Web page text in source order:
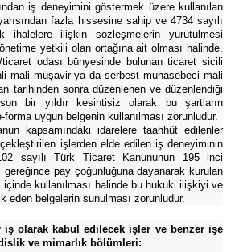
iş deneyimini göstermek üzere kullanılan
fazla hissesine sahip ve 4734 sayılı
ihalelere ilişkin sözleşmelerin yürütülmesi
yetkili olan ortağına ait olması halinde,
odası bünyesinde bulunan ticaret sicili
mali müşavir ya da serbest muhasebeci mali
tarihinden sonra düzenlenen ve düzenlendiği
bir yıldır kesintisiz olarak bu şartların
uygun belgenin kullanılması zorunludur.
kapsamındaki idarelere taahhüt edilenler
işlerden elde edilen iş deneyiminin
sayılı Türk Ticaret Kanununun 195 inci
gereğince pay çoğunluğuna dayanarak kurulan
kullanılması halinde bu hukuki ilişkiyi ve
eden belgelerin sunulması zorunludur.
iş olarak kabul edilecek işler ve benzer işe
ve mimarlık bölümleri: